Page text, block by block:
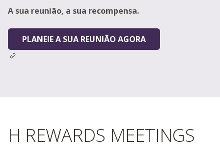
A sua reunião, a sua recompensa.
PLANEIE A SUA REUNIÃO AGORA
H REWARDS MEETINGS